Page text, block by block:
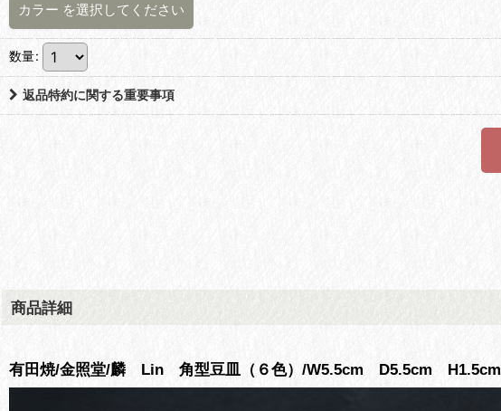
カラー を選択してください
数量:
返品特約に関する重要事項
商品詳細
有田焼/金照堂/麟 Lin 角型豆皿（６色）/W5.5cm D5.5cm H1.5cm